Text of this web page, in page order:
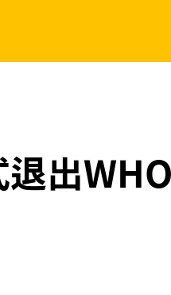
退出